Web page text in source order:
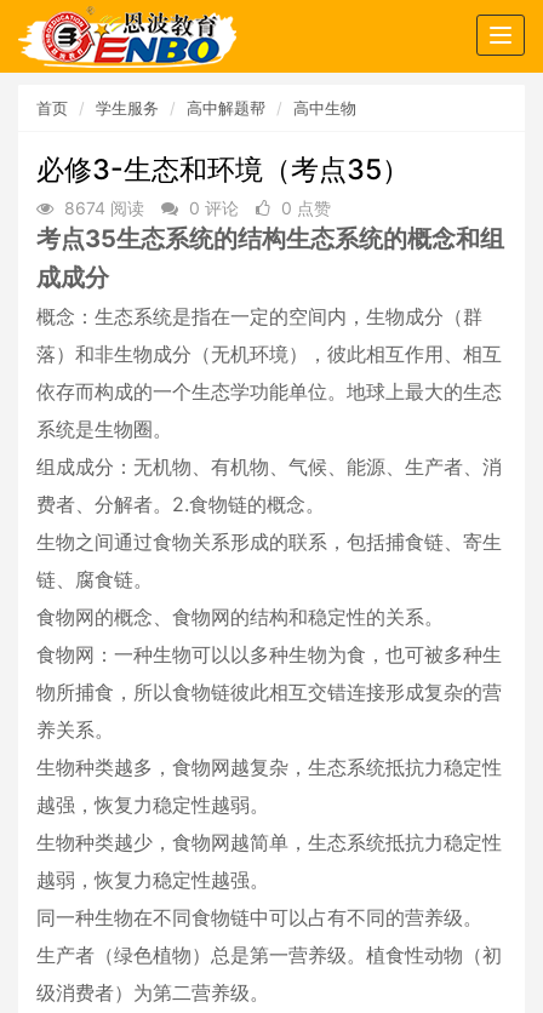
首页 学生服务 高中解题帮 高中生物
必修3-生态和环境（考点35）
8674 阅读 0 评论 0 点赞
考点35生态系统的结构生态系统的概念和组
成成分
概念：生态系统是指在一定的空间内，生物成分（群
落）和非生物成分（无机环境），彼此相互作用、相互
依存而构成的一个生态学功能单位。地球上最大的生态
系统是生物圈。
组成成分：无机物、有机物、气候、能源、生产者、消
费者、分解者。2.食物链的概念。
生物之间通过食物关系形成的联系，包括捕食链、寄生
链、腐食链。
食物网的概念、食物网的结构和稳定性的关系。
食物网：一种生物可以以多种生物为食，也可被多种生
物所捕食，所以食物链彼此相互交错连接形成复杂的营
养关系。
生物种类越多，食物网越复杂，生态系统抵抗力稳定性
越强，恢复力稳定性越弱。
生物种类越少，食物网越简单，生态系统抵抗力稳定性
越弱，恢复力稳定性越强。
同一种生物在不同食物链中可以占有不同的营养级。
生产者（绿色植物）总是第一营养级。植食性动物（初
级消费者）为第二营养级。